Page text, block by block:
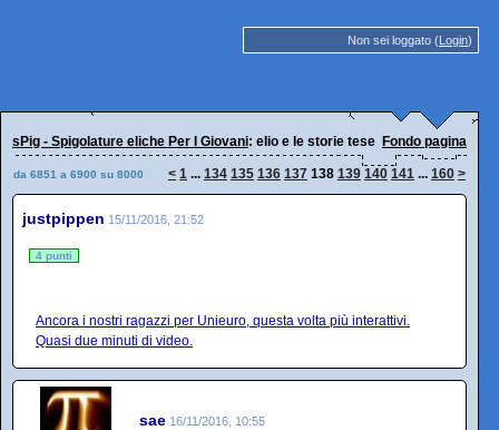
Non sei loggato (Login)
sPig - Spigolature eliche Per I Giovani: elio e le storie tese Fondo pagina
da 6851 a 6900 su 8000 < 1 ... 134 135 136 137 138 139 140 141 ... 160 >
justpippen 15/11/2016, 21:52
4 punti
Ancora i nostri ragazzi per Unieuro, questa volta più interattivi.
Quasi due minuti di video.
sae 16/11/2016, 10:55